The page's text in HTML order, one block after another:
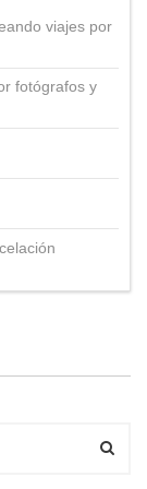
viajes por
fotógrafos y
de la
para
invirtiendo toda
en las cercanías